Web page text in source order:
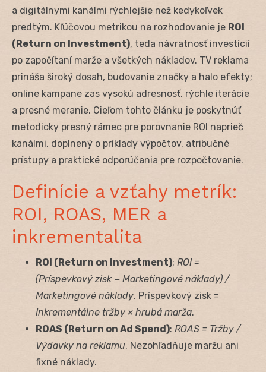
a digitálnymi kanálmi rýchlejšie než kedykoľvek
predtým. Kľúčovou metrikou na rozhodovanie je ROI
(Return on Investment), teda návratnosť investícií
po započítaní marže a všetkých nákladov. TV reklama
prináša široký dosah, budovanie značky a halo efekty;
online kampane zas vysokú adresnosť, rýchle iterácie
a presné meranie. Cieľom tohto článku je poskytnúť
metodicky presný rámec pre porovnanie ROI naprieč
kanálmi, doplnený o príklady výpočtov, atribučné
prístupy a praktické odporúčania pre rozpočtovanie.
Definície a vzťahy metrík:
ROI, ROAS, MER a
inkrementalita
ROI (Return on Investment): ROI =
(Príspevkový zisk − Marketingové náklady) /
Marketingové náklady. Príspevkový zisk =
Inkrementálne tržby × hrubá marža.
ROAS (Return on Ad Spend): ROAS = Tržby /
Výdavky na reklamu. Nezohľadňuje maržu ani
fixné náklady.